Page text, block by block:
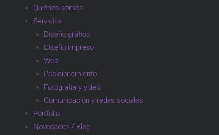
Quiénes somos
Servicios
Diseño gráfico
Diseño impreso
Web
Posicionamiento
Fotografía y vídeo
Comunicación y redes sociales
Portfolio
Novedades / Blog